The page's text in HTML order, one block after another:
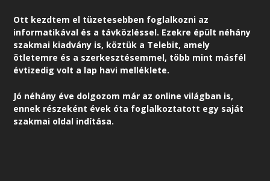
Ott kezdtem el tüzetesebben foglalkozni az
informatikával és a távközléssel. Ezekre épült néhány
szakmai kiadvány is, köztük a Telebit, amely
ötletemre és a szerkesztésemmel, több mint másfél
évtizedig volt a lap havi melléklete.
Jó néhány éve dolgozom már az online világban is,
ennek részeként évek óta foglalkoztatott egy saját
szakmai oldal indítása.